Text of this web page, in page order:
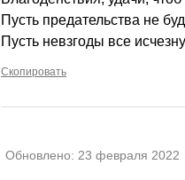
Пусть предательства не
Пусть невзгоды все
Скопировать
Обновлено: 23 февраля 2022